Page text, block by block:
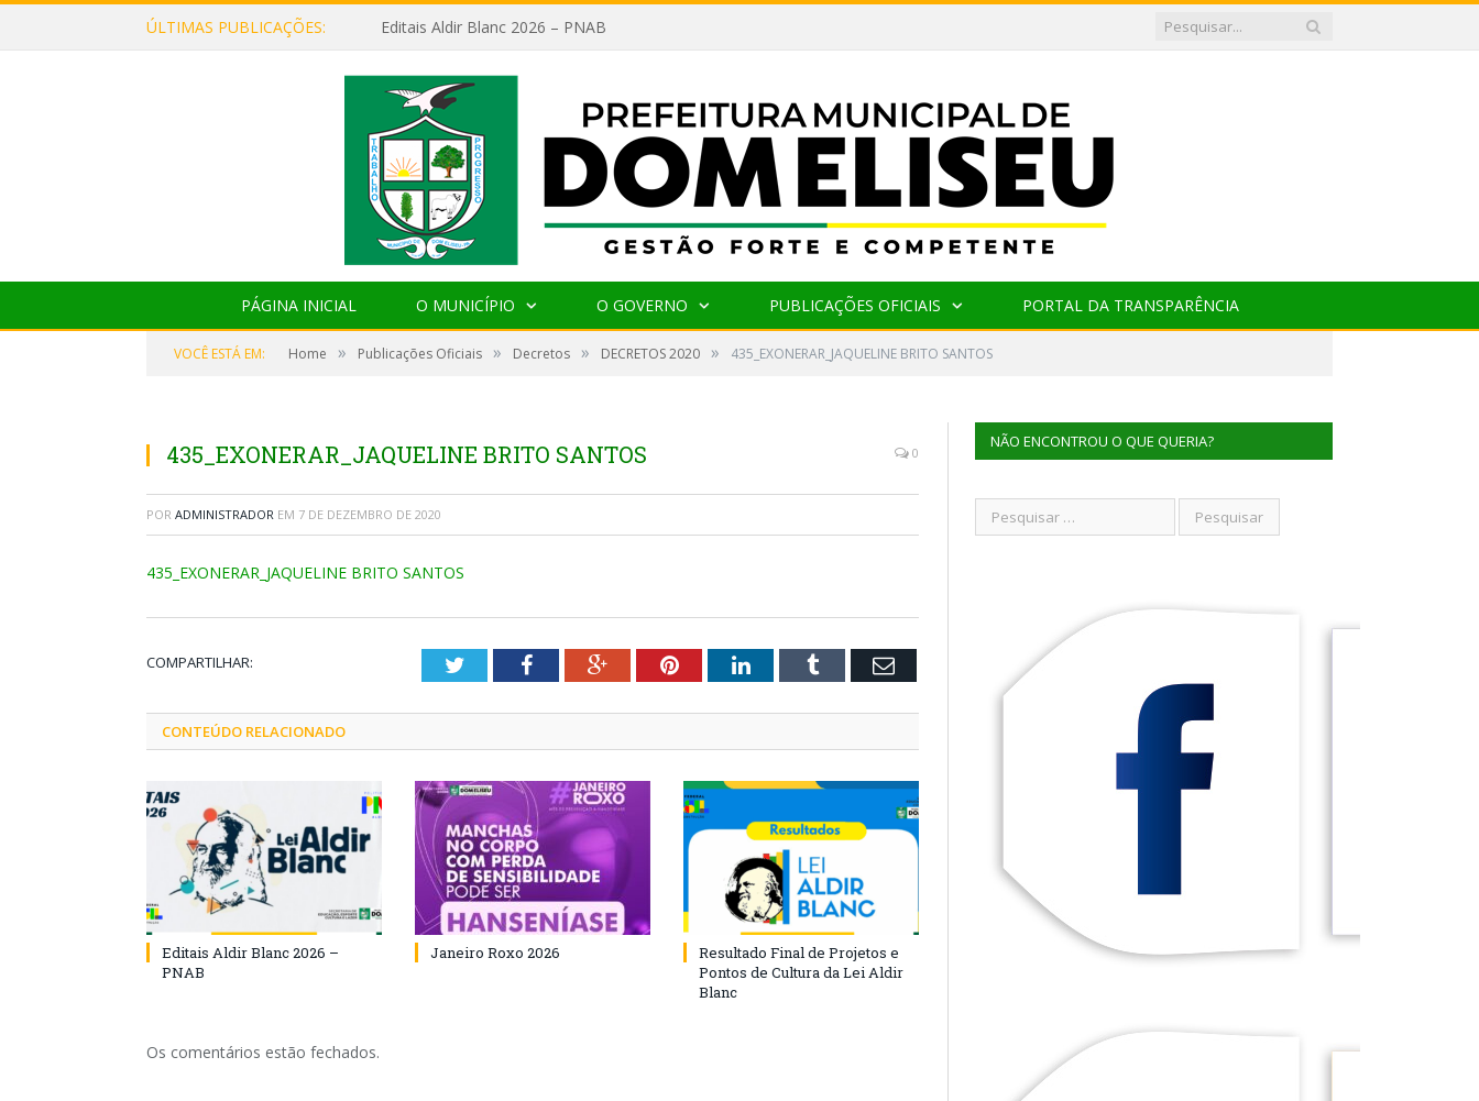
ÚLTIMAS PUBLICAÇÕES: Editais Aldir Blanc 2026 – PNAB
PÁGINA INICIAL O MUNICÍPIO O GOVERNO PUBLICAÇÕES OFICIAIS PORTAL DA TRANSPARÊNCIA
VOCÊ ESTÁ EM: Home » Publicações Oficiais » Decretos » DECRETOS 2020 » 435_EXONERAR_JAQUELINE BRITO SANTOS
435_EXONERAR_JAQUELINE BRITO SANTOS 0
POR ADMINISTRADOR EM 7 DE DEZEMBRO DE 2020
435_EXONERAR_JAQUELINE BRITO SANTOS
COMPARTILHAR: TwitterFacebookGoogle+PinterestLinkedInTumblr Email
CONTEÚDO RELACIONADO
Editais Aldir Blanc 2026 –
PNAB
Janeiro Roxo 2026
Resultado Final de Projetos e
Pontos de Cultura da Lei Aldir
Blanc
Os comentários estão fechados.
NÃO ENCONTROU O QUE QUERIA?